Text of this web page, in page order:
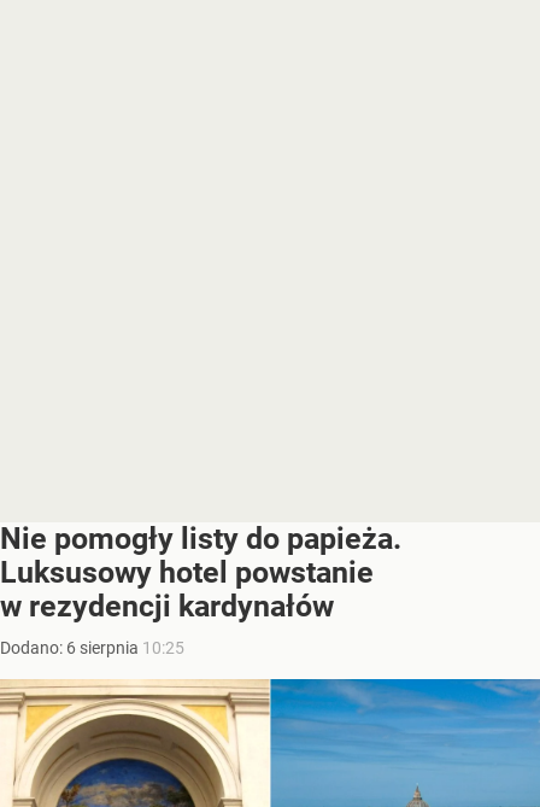
Nie pomogły listy do papieża.
Luksusowy hotel powstanie
w rezydencji kardynałów
Dodano: 6 sierpnia 10:25